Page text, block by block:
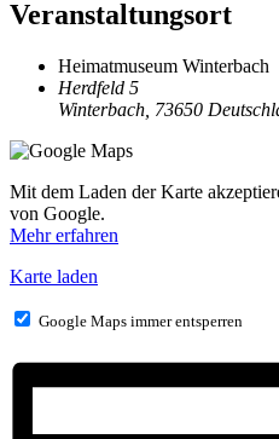
Veranstaltungsort
Heimatmuseum Winterbach
Herdfeld 5
Winterbach 73650
Mit dem Laden der Karte
von Google.
Mehr erfahren
Karte laden
Google Maps immer entsperren